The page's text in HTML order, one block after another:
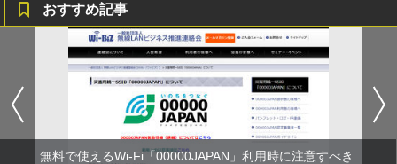
おすすめ記事
無料で使えるWi-Fi「00000JAPAN」利用時に注意すべき